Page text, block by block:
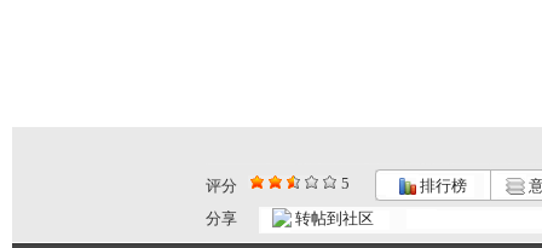
评分 5 排行榜
分享
转帖到社区